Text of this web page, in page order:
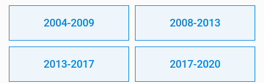
2004-2009 2008-2013
2013-2017 2017-2020